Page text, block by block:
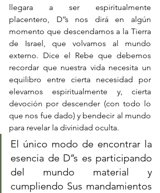
llegara a ser espiritualmente
placentero, D’’s nos dirá en algún
momento que descendamos a la Tierra
de Israel, que volvamos al mundo
externo. Dice el Rebe que debemos
recordar que nuestra vida necesita un
equilibro entre cierta necesidad por
elevarnos espiritualmente y, cierta
devoción por descender (con todo lo
que nos fue dado) y bendecir al mundo
para revelar la divinidad oculta.
El único modo de encontrar la
esencia de D’’s es participando
del mundo material y
cumpliendo Sus mandamientos